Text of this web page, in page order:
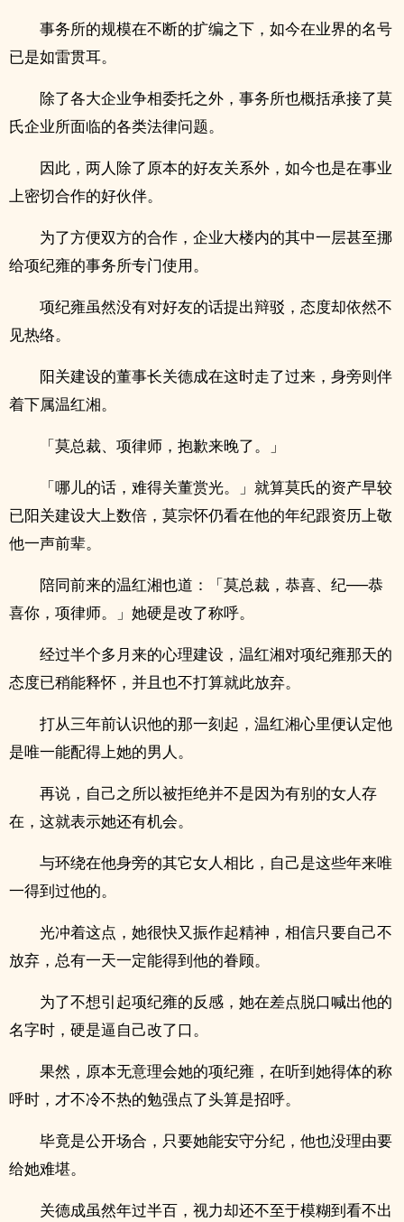
事务所的规模在不断的扩编之下，如今在业界的名号
已是如雷贯耳。
除了各大企业争相委托之外，事务所也概括承接了莫
氏企业所面临的各类法律问题。
因此，两人除了原本的好友关系外，如今也是在事业
上密切合作的好伙伴。
为了方便双方的合作，企业大楼内的其中一层甚至挪
给项纪雍的事务所专门使用。
项纪雍虽然没有对好友的话提出辩驳，态度却依然不
见热络。
阳关建设的董事长关德成在这时走了过来，身旁则伴
着下属温红湘。
「莫总裁、项律师，抱歉来晚了。」
「哪儿的话，难得关董赏光。」就算莫氏的资产早较
已阳关建设大上数倍，莫宗怀仍看在他的年纪跟资历上敬
他一声前辈。
陪同前来的温红湘也道：「莫总裁，恭喜、纪──恭
喜你，项律师。」她硬是改了称呼。
经过半个多月来的心理建设，温红湘对项纪雍那天的
态度已稍能释怀，并且也不打算就此放弃。
打从三年前认识他的那一刻起，温红湘心里便认定他
是唯一能配得上她的男人。
再说，自己之所以被拒绝并不是因为有别的女人存
在，这就表示她还有机会。
与环绕在他身旁的其它女人相比，自己是这些年来唯
一得到过他的。
光冲着这点，她很快又振作起精神，相信只要自己不
放弃，总有一天一定能得到他的眷顾。
为了不想引起项纪雍的反感，她在差点脱口喊出他的
名字时，硬是逼自己改了口。
果然，原本无意理会她的项纪雍，在听到她得体的称
呼时，才不冷不热的勉强点了头算是招呼。
毕竟是公开场合，只要她能安守分纪，他也没理由要
给她难堪。
关德成虽然年过半百，视力却还不至于模糊到看不出